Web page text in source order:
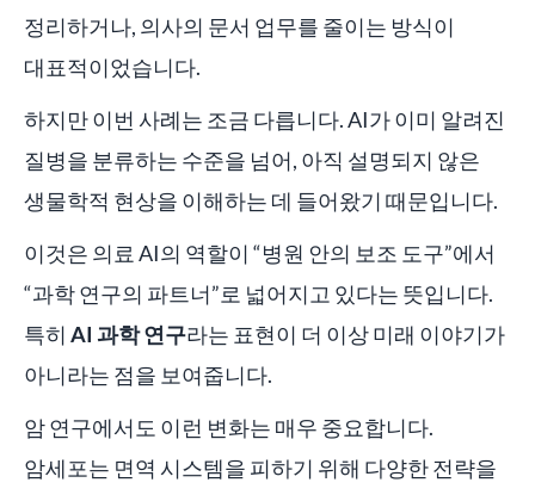
정리하거나, 의사의 문서 업무를 줄이는 방식이
대표적이었습니다.
하지만 이번 사례는 조금 다릅니다. AI가 이미 알려진
질병을 분류하는 수준을 넘어, 아직 설명되지 않은
생물학적 현상을 이해하는 데 들어왔기 때문입니다.
이것은 의료 AI의 역할이 “병원 안의 보조 도구”에서
“과학 연구의 파트너”로 넓어지고 있다는 뜻입니다.
특히 AI 과학 연구라는 표현이 더 이상 미래 이야기가
아니라는 점을 보여줍니다.
암 연구에서도 이런 변화는 매우 중요합니다.
암세포는 면역 시스템을 피하기 위해 다양한 전략을